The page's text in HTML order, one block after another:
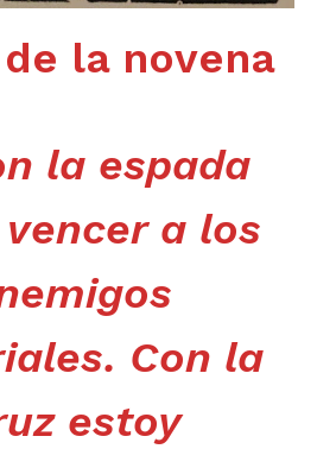
de la novena
la espada
a los
Con la
estoy